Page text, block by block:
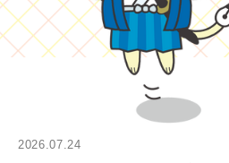
2026.07.24